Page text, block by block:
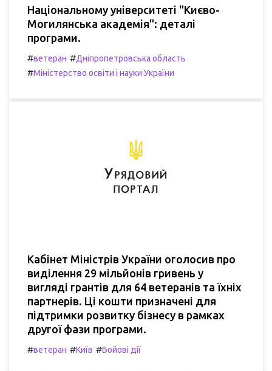
Національному університеті "Києво-
Могилянська академія": деталі
програми.
#ветеран #Дніпропетровська область
#Міністерство освіти і науки України
Кабінет Міністрів України оголосив про
виділення 29 мільйонів гривень у
вигляді грантів для 64 ветеранів та їхніх
партнерів. Ці кошти призначені для
підтримки розвитку бізнесу в рамках
другої фази програми.
#ветеран #Київ #Бойові дії